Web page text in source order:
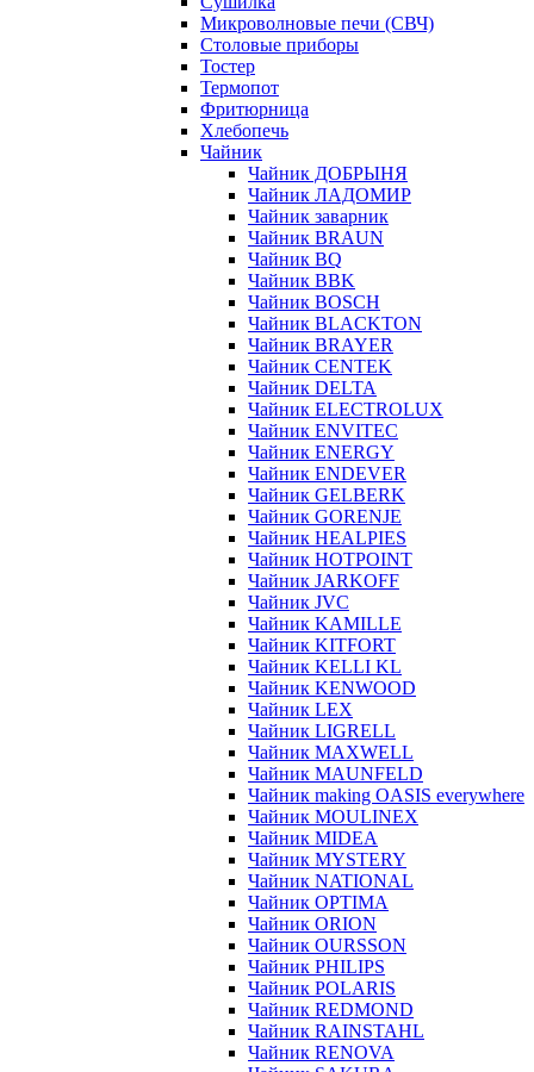
Микроволновые печи (СВЧ)
Столовые приборы
Тостер
Термопот
Фритюрница
Хлебопечь
Чайник
Чайник ДОБРЫНЯ
Чайник ЛАДОМИР
Чайник заварник
Чайник BRAUN
Чайник BQ
Чайник BBK
Чайник BOSCH
Чайник BLACKTON
Чайник BRAYER
Чайник CENTEK
Чайник DELTA
Чайник ELECTROLUX
Чайник ENVITEC
Чайник ENERGY
Чайник ENDEVER
Чайник GELBERK
Чайник GORENJE
Чайник HEALPIES
Чайник HOTPOINT
Чайник JARKOFF
Чайник JVC
Чайник KAMILLE
Чайник KITFORT
Чайник KELLI KL
Чайник KENWOOD
Чайник LEX
Чайник LIGRELL
Чайник MAXWELL
Чайник MAUNFELD
Чайник making OASIS everywhere
Чайник MOULINEX
Чайник MIDEA
Чайник MYSTERY
Чайник NATIONAL
Чайник OPTIMA
Чайник ORION
Чайник OURSSON
Чайник PHILIPS
Чайник POLARIS
Чайник REDMOND
Чайник RAINSTAHL
Чайник RENOVA